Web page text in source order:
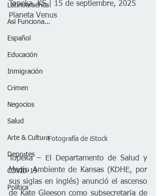
Latinoamérica
Así Funciona...
Español
Educación
Inmigración
Crimen
Negocios
Salud
Arte & Cultura
Deportes
COVID-19
Política
Topeka, KS | 15 de septiembre, 2025
Planeta Venus
Fotografía de iStock
Topeka – El Departamento de Salud y
Medio Ambiente de Kansas (KDHE, por
sus siglas en inglés) anunció el ascenso
de Kate Gleeson como subsecretaria de